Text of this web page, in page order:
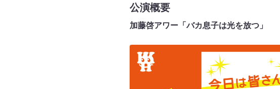
公演概要
加藤啓アワー「バカ息子は光を放つ」